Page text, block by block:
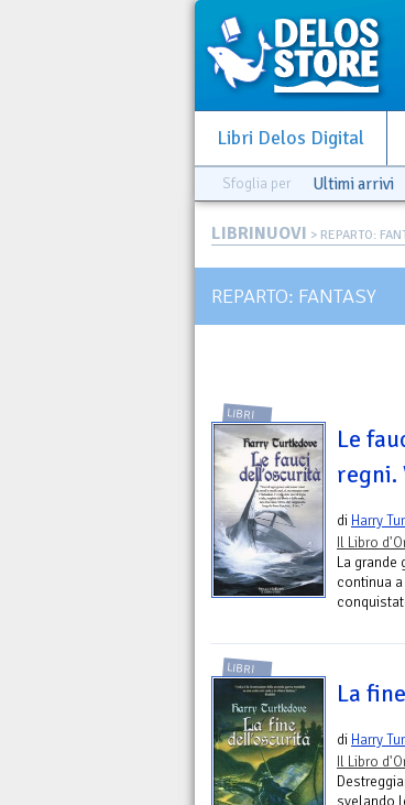
Libri Delos Digital
Sfoglia per Ultimi arrivi
LIBRINUOVI > REPARTO:
REPARTO: FANTASY
LIBRI
Le
regni.
di Harry
Il Libro
La
continua
LIBRI
La
di Harry
Il Libro
svelando